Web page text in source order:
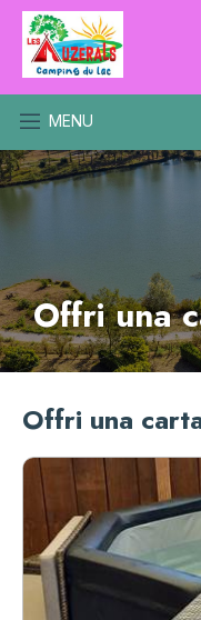
MENU
Offri una
Offri una